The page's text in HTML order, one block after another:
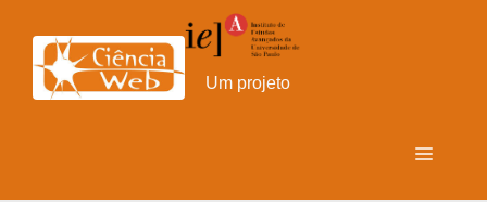
para
conteúdo
Um projeto
Menu